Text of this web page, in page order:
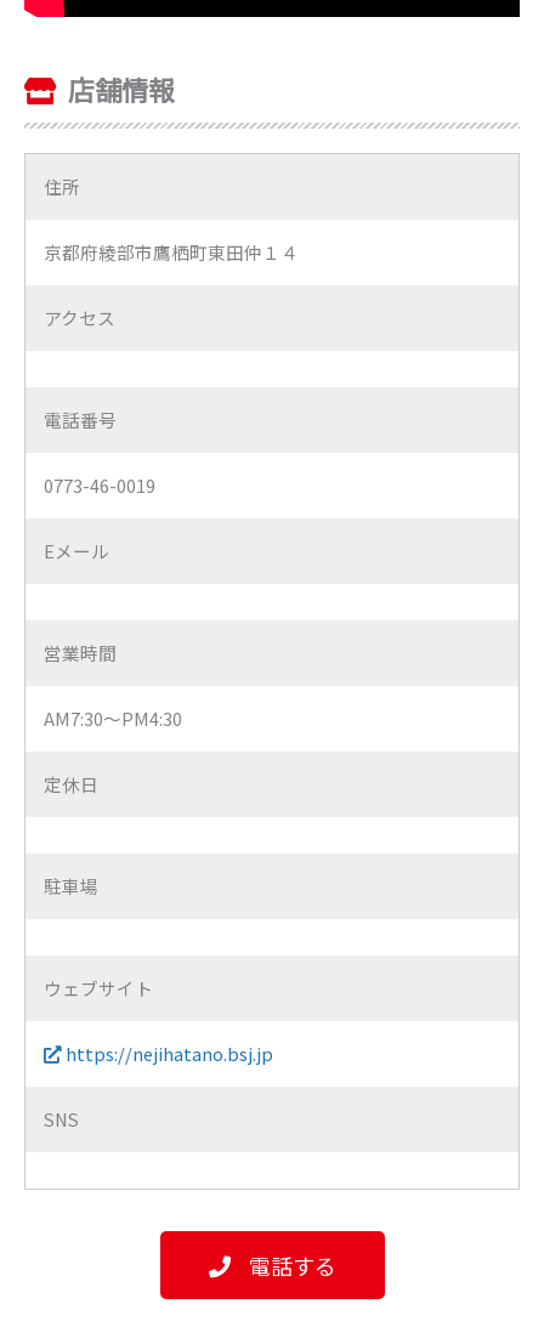
店舗情報
住所
京都府綾部市鷹栖町東田仲１４
アクセス
電話番号
0773-46-0019
Eメール
営業時間
AM7:30～PM4:30
定休日
駐車場
ウェブサイト
https://nejihatano.bsj.jp
SNS
電話する